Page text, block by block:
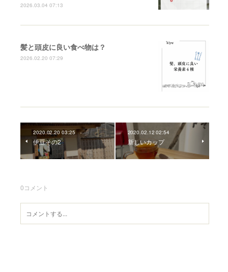
2026.03.04 07:13
髪と頭皮に良い食べ物は？
2026.02.20 07:29
2020.02.20 03:25
伊豆その2
2020.02.12 02:54
新しいカップ
0コメント